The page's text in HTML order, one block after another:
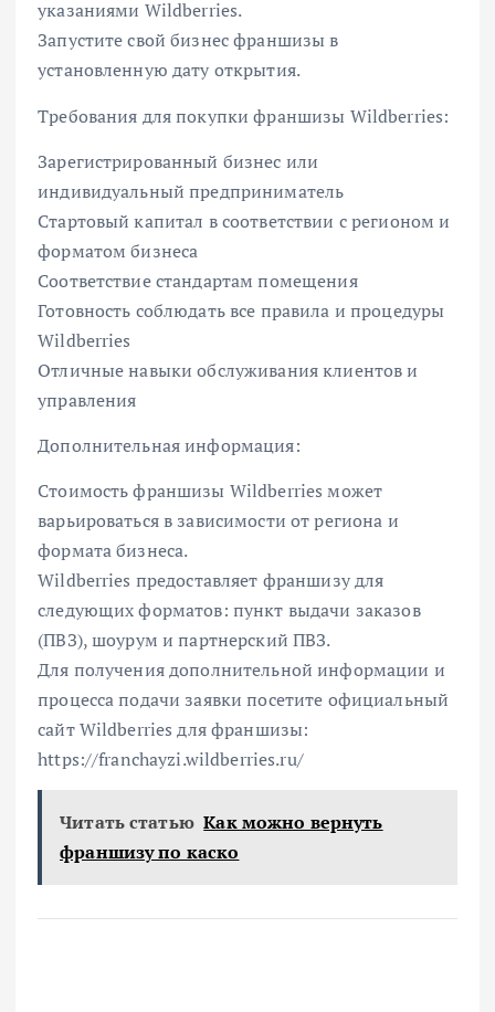
указаниями Wildberries.
Запустите свой бизнес франшизы в
установленную дату открытия.
Требования для покупки франшизы Wildberries:
Зарегистрированный бизнес или
индивидуальный предприниматель
Стартовый капитал в соответствии с регионом и
форматом бизнеса
Соответствие стандартам помещения
Готовность соблюдать все правила и процедуры
Wildberries
Отличные навыки обслуживания клиентов и
управления
Дополнительная информация:
Стоимость франшизы Wildberries может
варьироваться в зависимости от региона и
формата бизнеса.
Wildberries предоставляет франшизу для
следующих форматов: пункт выдачи заказов
(ПВЗ), шоурум и партнерский ПВЗ.
Для получения дополнительной информации и
процесса подачи заявки посетите официальный
сайт Wildberries для франшизы:
https://franchayzi.wildberries.ru/
Читать статью Как можно вернуть
франшизу по каско